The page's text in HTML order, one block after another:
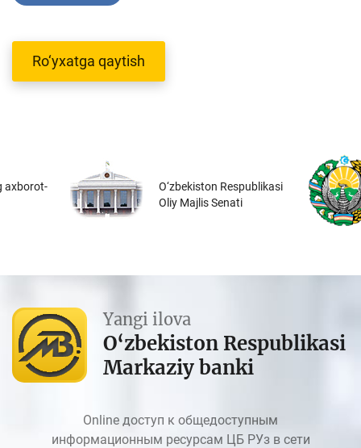
Ro‘yxatga qaytish
axborot-
O‘zbekiston Respublikasi
Oliy Majlis Senati
Yangi ilova
O‘zbekiston Respublikasi
Markaziy banki
Online доступ к общедоступным
информационным ресурсам ЦБ РУз в сети